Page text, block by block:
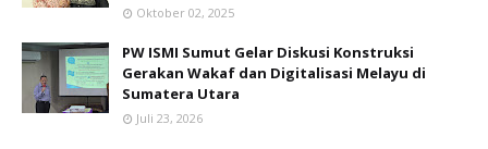
Oktober 02, 2025
PW ISMI Sumut Gelar Diskusi Konstruksi
Gerakan Wakaf dan Digitalisasi Melayu di
Sumatera Utara
Juli 23, 2026